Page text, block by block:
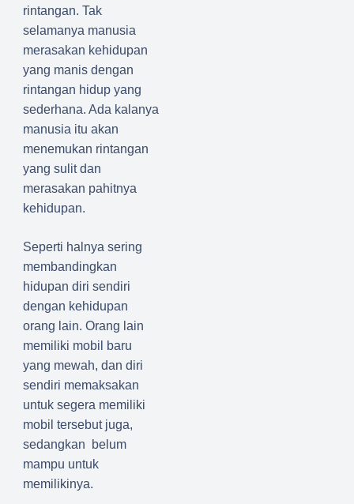
rintangan. Tak
selamanya manusia
merasakan kehidupan
yang manis dengan
rintangan hidup yang
sederhana. Ada kalanya
manusia itu akan
menemukan rintangan
yang sulit dan
merasakan pahitnya
kehidupan.
Seperti halnya sering
membandingkan
hidupan diri sendiri
dengan kehidupan
orang lain. Orang lain
memiliki mobil baru
yang mewah, dan diri
sendiri memaksakan
untuk segera memiliki
mobil tersebut juga,
sedangkan
belum
mampu untuk
memilikinya.